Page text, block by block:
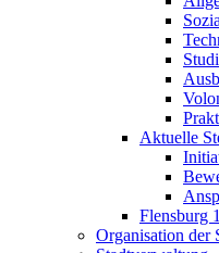
Aktuelle
Flensburg
Organisation der